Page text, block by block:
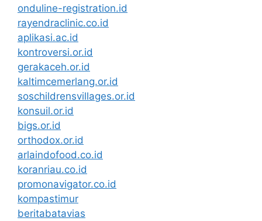
onduline-registration.id
rayendraclinic.co.id
aplikasi.ac.id
kontroversi.or.id
gerakaceh.or.id
kaltimcemerlang.or.id
soschildrensvillages.or.id
konsuil.or.id
bigs.or.id
orthodox.or.id
arlaindofood.co.id
koranriau.co.id
promonavigator.co.id
kompastimur
beritabatavias